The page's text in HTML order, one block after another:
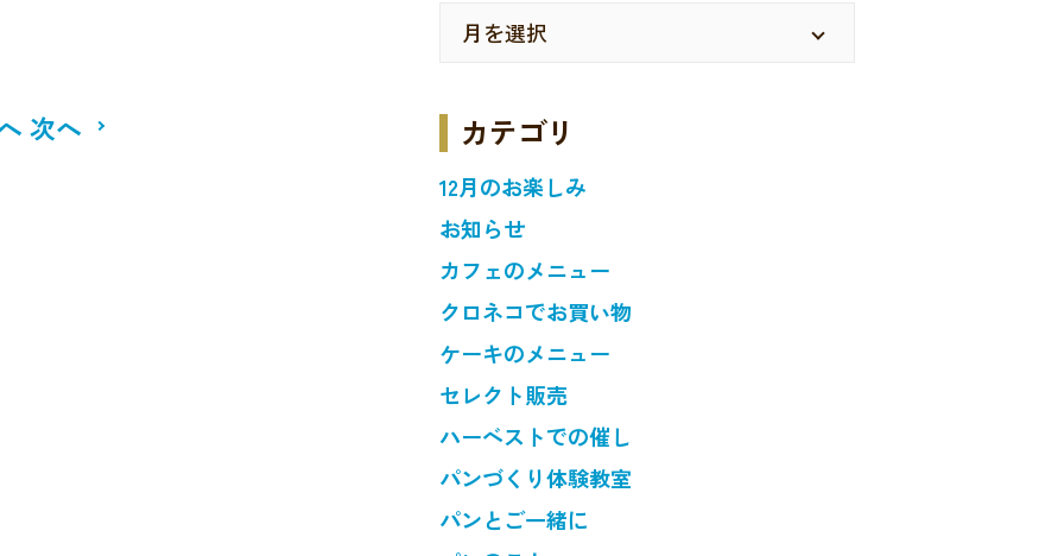
次へ カテゴリ
12月のお楽しみ
お知らせ
カフェのメニュー
クロネコでお買い物
ケーキのメニュー
セレクト販売
ハーベストでの催し
パンづくり体験教室
パンとご一緒に